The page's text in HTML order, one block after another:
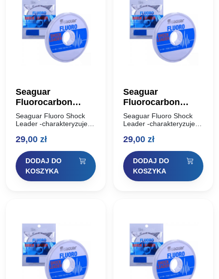
Seaguar
Fluorocarbon
Shock Leader 15m
0,435mm
Seaguar Fluoro Shock
Leader -charakteryzuje
przetarcia oraz na
jest świetnym materiałem
na przypony
spinningowe. 100%
fluorocarbon powoduje,
29,00 zł
DODAJ DO
KOSZYKA
Seaguar
Fluorocarbon
Shock Leader 15m
0,470mm
Seaguar Fluoro Shock
Leader -charakteryzuje
przetarcia oraz na
jest świetnym materiałem
na przypony
spinningowe. 100%
fluorocarbon powoduje,
29,00 zł
DODAJ DO
KOSZYKA